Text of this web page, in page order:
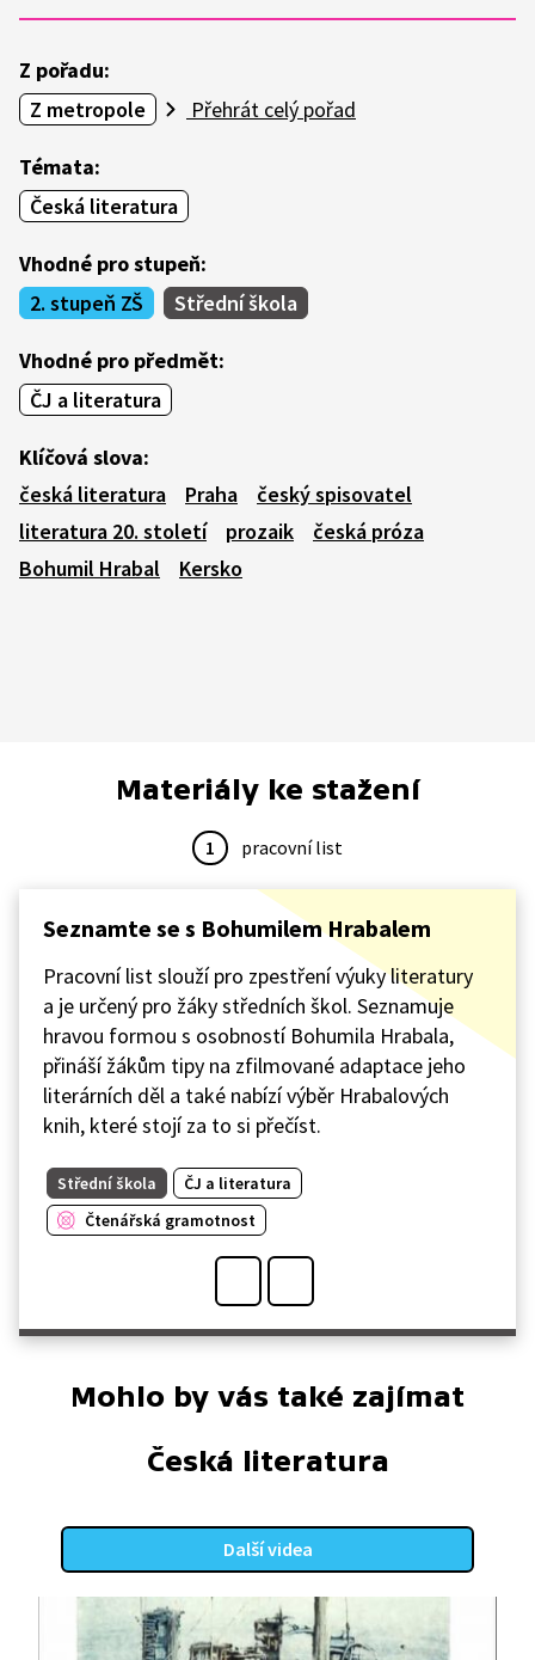
Z pořadu:
Z metropole
Přehrát celý pořad
Témata:
Česká literatura
Vhodné pro stupeň:
2. stupeň ZŠ
Střední škola
Vhodné pro předmět:
ČJ a literatura
Klíčová slova:
česká literatura
Praha
český spisovatel
literatura 20. století
prozaik
česká próza
Bohumil Hrabal
Kersko
Materiály ke stažení
1 pracovní list
Seznamte se s Bohumilem Hrabalem
Pracovní list slouží pro zpestření výuky literatury
a je určený pro žáky středních škol. Seznamuje
hravou formou s osobností Bohumila Hrabala,
přináší žákům tipy na zfilmované adaptace jeho
literárních děl a také nabízí výběr Hrabalových
knih, které stojí za to si přečíst.
Střední škola
ČJ a literatura
Čtenářská gramotnost
Mohlo by vás také zajímat
Česká literatura
Další videa